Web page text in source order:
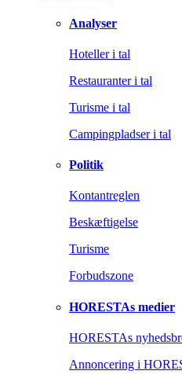
Analyser
Hoteller i tal
Restauranter i tal
Turisme i tal
Campingpladser i tal
Politik
Kontantreglen
Beskæftigelse
Turisme
Forbudszone
HORESTAs medier
HORESTAs
Annoncering i